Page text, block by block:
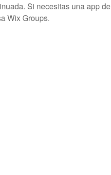
Si necesitas una app de
Wix Groups.